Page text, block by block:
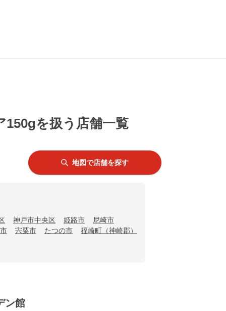
を扱う店舗一覧
地図で店舗を探す
神戸市中央区 姫路市
尼崎市
宍粟市 たつの市 福崎町（神崎郡）
ン館